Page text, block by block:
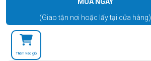
(Giao tận nơi hoặc lấy tại cửa hàng)
Thêm vào giỏ